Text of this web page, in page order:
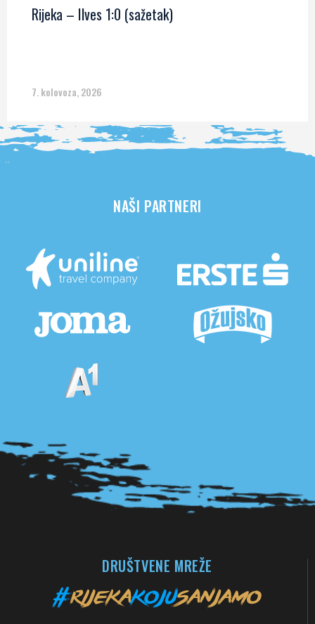
Rijeka – Ilves 1:0 (sažetak)
7. kolovoza, 2026
NAŠI PARTNERI
DRUŠTVENE MREŽE